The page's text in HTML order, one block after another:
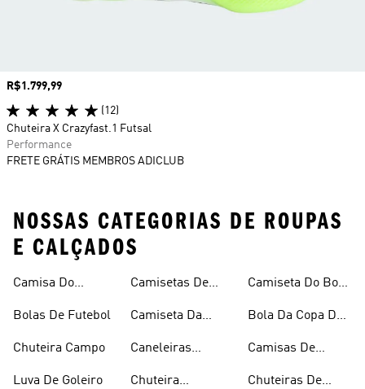
Preço
R$1.799,99
(12)
Chuteira X Crazyfast.1 Futsal
Performance
FRETE GRÁTIS MEMBROS ADICLUB
NOSSAS CATEGORIAS DE ROUPAS
E CALÇADOS
Camisa Do
Bolas De Futebol
Chuteira Campo
Luva De Goleiro
Camisetas De
Camiseta Da
Caneleiras
Chuteira
Camiseta Do Boca
Bola Da Copa Do
Camisas De
Chuteiras De